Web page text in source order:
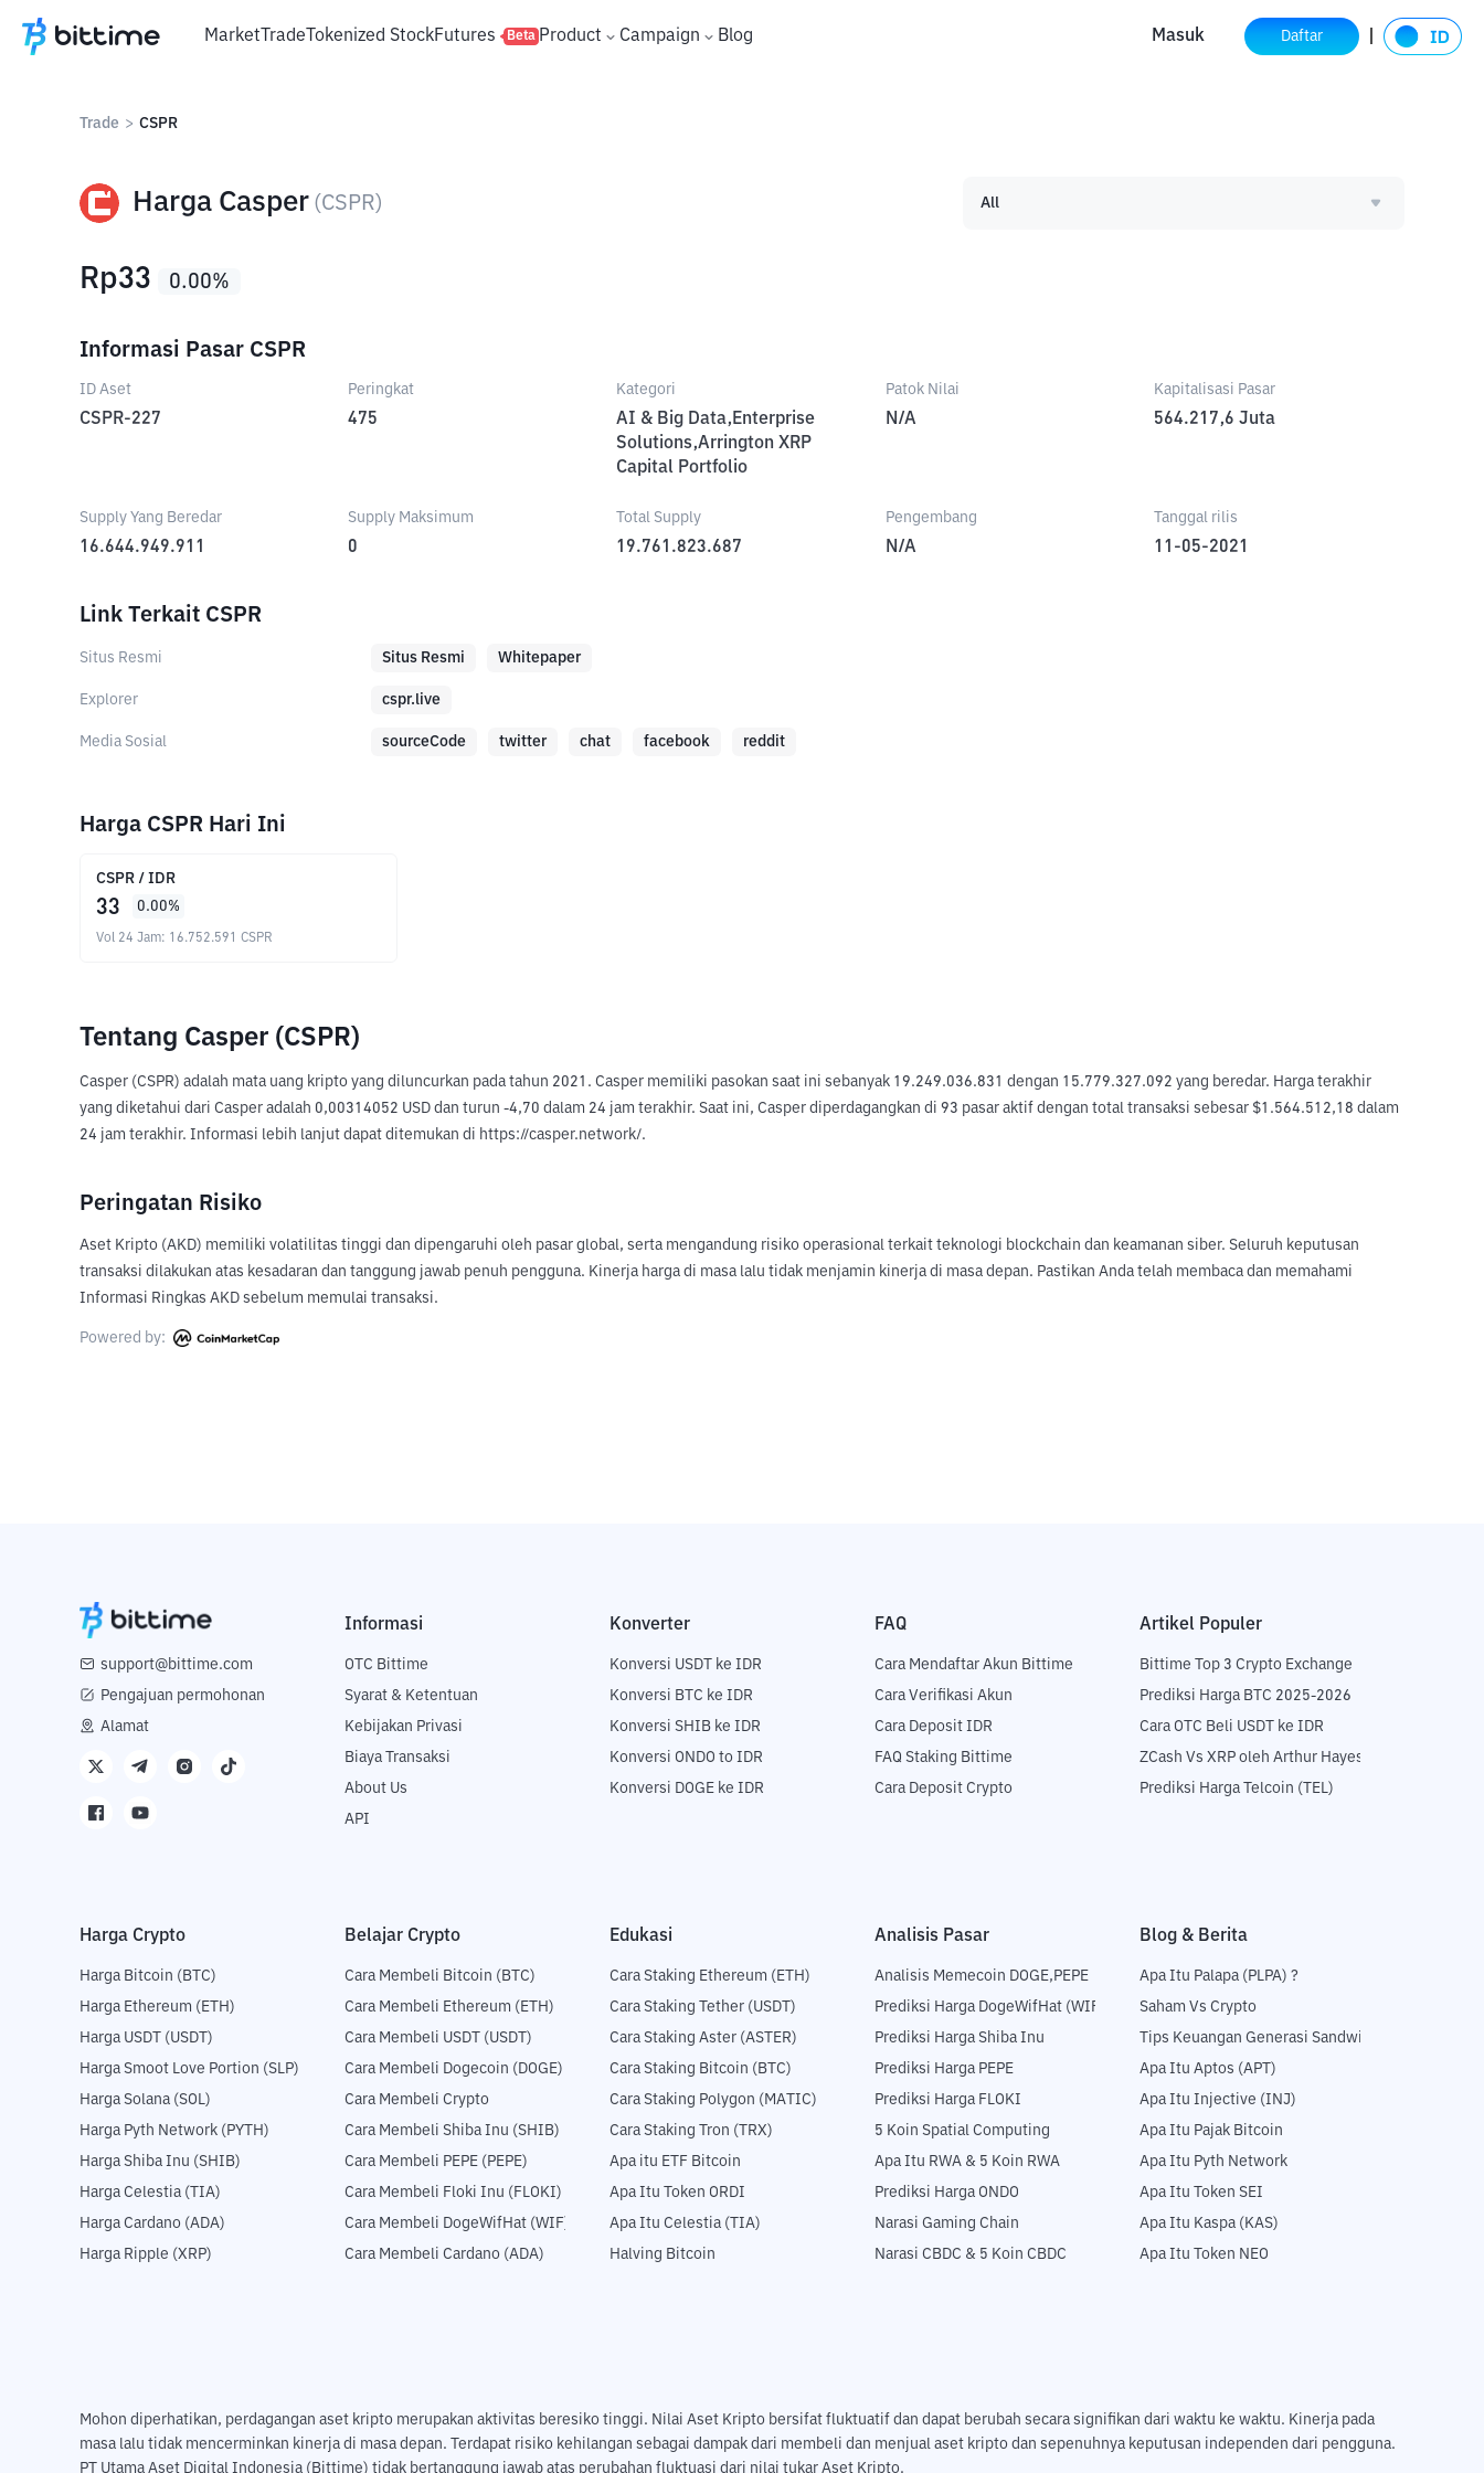
MarketTradeTokenized StockFutures Beta Product Campaign Blog Masuk Daftar
Trade > CSPR
Harga Casper (CSPR) All
Rp33 0.00%
Informasi Pasar CSPR
ID Aset
CSPR-227
Peringkat
475
Kategori
AI & Big Data,Enterprise
Solutions,Arrington XRP
Capital Portfolio
Patok Nilai
N/A
Kapitalisasi Pasar
564.217,6 Juta
Supply Yang Beredar
16.644.949.911
Supply Maksimum
0
Total Supply
19.761.823.687
Pengembang
N/A
Tanggal rilis
11-05-2021
Link Terkait CSPR
Situs Resmi Situs Resmi Whitepaper
Explorer cspr.live
Media Sosial sourceCode twitter chat facebook reddit
Harga CSPR Hari Ini
CSPR / IDR
33 0.00%
Vol 24 Jam: 16.752.591 CSPR
Tentang Casper (CSPR)
Casper (CSPR) adalah mata uang kripto yang diluncurkan pada tahun 2021. Casper memiliki pasokan saat ini sebanyak 19.249.036.831 dengan 15.779.327.092 yang beredar. Harga terakhir
yang diketahui dari Casper adalah 0,00314052 USD dan turun -4,70 dalam 24 jam terakhir. Saat ini, Casper diperdagangkan di 93 pasar aktif dengan total transaksi sebesar $1.564.512,18 dalam
24 jam terakhir. Informasi lebih lanjut dapat ditemukan di https://casper.network/.
Peringatan Risiko
Aset Kripto (AKD) memiliki volatilitas tinggi dan dipengaruhi oleh pasar global, serta mengandung risiko operasional terkait teknologi blockchain dan keamanan siber. Seluruh keputusan
transaksi dilakukan atas kesadaran dan tanggung jawab penuh pengguna. Kinerja harga di masa lalu tidak menjamin kinerja di masa depan. Pastikan Anda telah membaca dan memahami
Informasi Ringkas AKD sebelum memulai transaksi.
Powered by:
support@bittime.com
Pengajuan permohonan
Alamat
Informasi
OTC Bittime
Syarat & Ketentuan
Kebijakan Privasi
Biaya Transaksi
About Us
API
Konverter
Konversi USDT ke IDR
Konversi BTC ke IDR
Konversi SHIB ke IDR
Konversi ONDO to IDR
Konversi DOGE ke IDR
FAQ
Cara Mendaftar Akun Bittime
Cara Verifikasi Akun
Cara Deposit IDR
FAQ Staking Bittime
Cara Deposit Crypto
Artikel Populer
Bittime Top 3 Crypto Exchange
Prediksi Harga BTC 2025-2026
Cara OTC Beli USDT ke IDR
ZCash Vs XRP oleh Arthur Hayes
Prediksi Harga Telcoin (TEL)
Harga Crypto
Harga Bitcoin (BTC)
Harga Ethereum (ETH)
Harga USDT (USDT)
Harga Smoot Love Portion (SLP)
Harga Solana (SOL)
Harga Pyth Network (PYTH)
Harga Shiba Inu (SHIB)
Harga Celestia (TIA)
Harga Cardano (ADA)
Harga Ripple (XRP)
Belajar Crypto
Cara Membeli Bitcoin (BTC)
Cara Membeli Ethereum (ETH)
Cara Membeli USDT (USDT)
Cara Membeli Dogecoin (DOGE)
Cara Membeli Crypto
Cara Membeli Shiba Inu (SHIB)
Cara Membeli PEPE (PEPE)
Cara Membeli Floki Inu (FLOKI)
Cara Membeli DogeWifHat (WIF)
Cara Membeli Cardano (ADA)
Edukasi
Cara Staking Ethereum (ETH)
Cara Staking Tether (USDT)
Cara Staking Aster (ASTER)
Cara Staking Bitcoin (BTC)
Cara Staking Polygon (MATIC)
Cara Staking Tron (TRX)
Apa itu ETF Bitcoin
Apa Itu Token ORDI
Apa Itu Celestia (TIA)
Halving Bitcoin
Analisis Pasar
Analisis Memecoin DOGE,PEPE
Prediksi Harga DogeWifHat (WIF)
Prediksi Harga Shiba Inu
Prediksi Harga PEPE
Prediksi Harga FLOKI
5 Koin Spatial Computing
Apa Itu RWA & 5 Koin RWA
Prediksi Harga ONDO
Narasi Gaming Chain
Narasi CBDC & 5 Koin CBDC
Blog & Berita
Apa Itu Palapa (PLPA) ?
Saham Vs Crypto
Tips Keuangan Generasi Sandwich
Apa Itu Aptos (APT)
Apa Itu Injective (INJ)
Apa Itu Pajak Bitcoin
Apa Itu Pyth Network
Apa Itu Token SEI
Apa Itu Kaspa (KAS)
Apa Itu Token NEO
Mohon diperhatikan, perdagangan aset kripto merupakan aktivitas beresiko tinggi. Nilai Aset Kripto bersifat fluktuatif dan dapat berubah secara signifikan dari waktu ke waktu. Kinerja pada
masa lalu tidak mencerminkan kinerja di masa depan. Terdapat risiko kehilangan sebagai dampak dari membeli dan menjual aset kripto dan sepenuhnya keputusan independen dari pengguna.
PT Utama Aset Digital Indonesia (Bittime) tidak bertanggung jawab atas perubahan fluktuasi dari nilai tukar Aset Kripto.